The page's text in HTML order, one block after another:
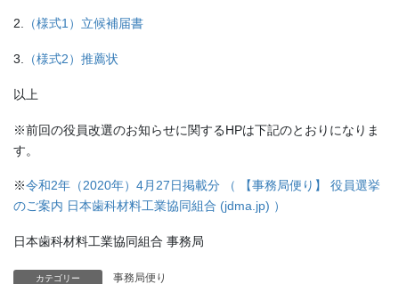
2. （様式1）立候補届書
3. （様式2）推薦状
以上
※前回の役員改選のお知らせに関するHPは下記のとおりになりま
す。
※令和2年（2020年）4月27日掲載分 （ 【事務局便り】 役員選挙
のご案内 日本歯科材料工業協同組合 (jdma.jp) ）
日本歯科材料工業協同組合 事務局
カテゴリー 事務局便り